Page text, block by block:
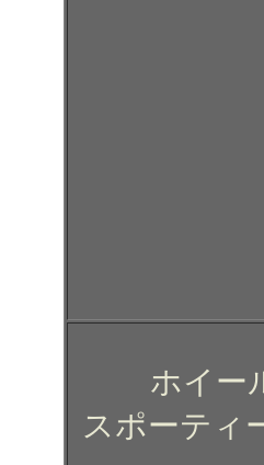
ホイー
スポーティ